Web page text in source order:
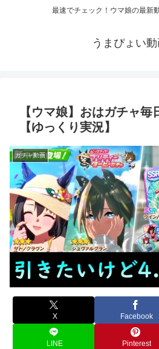
最速でチェック！ウマ娘の最新
うまぴょい
【ウマ娘】おはガチャ毎
【ゆっくり実況】
ガチャ動画
X Facebook
LINE Pinterest